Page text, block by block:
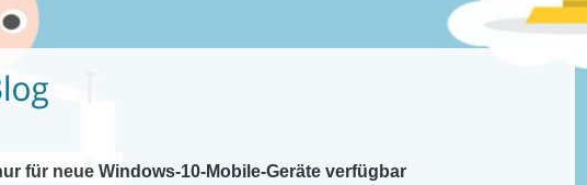
für neue Windows-10-Mobile-Geräte verfügbar